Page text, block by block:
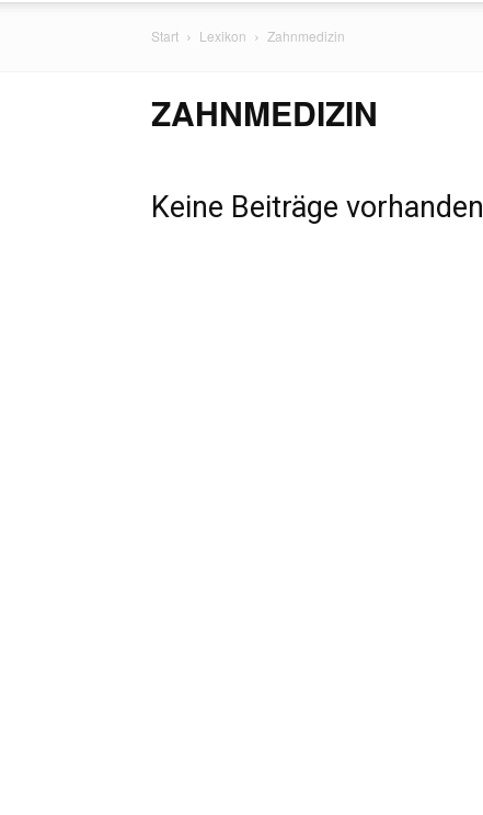
Start Lexikon Zahnmedizin
ZAHNMEDIZIN
Keine Beiträge vorhanden